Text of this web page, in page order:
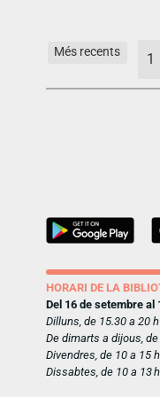
Més recents 1
HORARI DE LA
Del 16 de setembre al
Dilluns, de 15.30 a 20 h
De dimarts a dijous,
Divendres, de 10 a 15 h
Dissabtes, de 10 a 13 h